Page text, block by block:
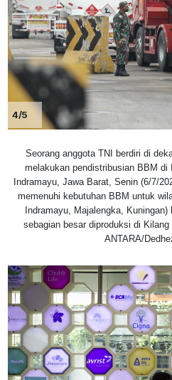
4/5
Seorang anggota TNI berdiri di
melakukan pendistribusian BBM di
Indramayu, Jawa Barat, Senin (6/7/
memenuhi kebutuhan BBM untuk
Indramayu, Majalengka,
sebagian besar diproduksi di
ANTARA/